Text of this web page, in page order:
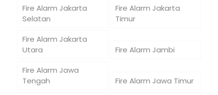
Fire Alarm Jakarta
Selatan
Fire Alarm Jakarta
Timur
Fire Alarm Jakarta
Utara
Fire Alarm Jambi
Fire Alarm Jawa
Tengah
Fire Alarm Jawa Timur